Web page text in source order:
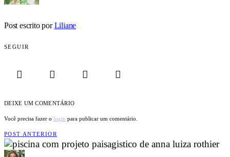
Post escrito por Liliane
SEGUIR
DEIXE UM COMENTÁRIO
Você precisa fazer o login para publicar um comentário.
POST ANTERIOR